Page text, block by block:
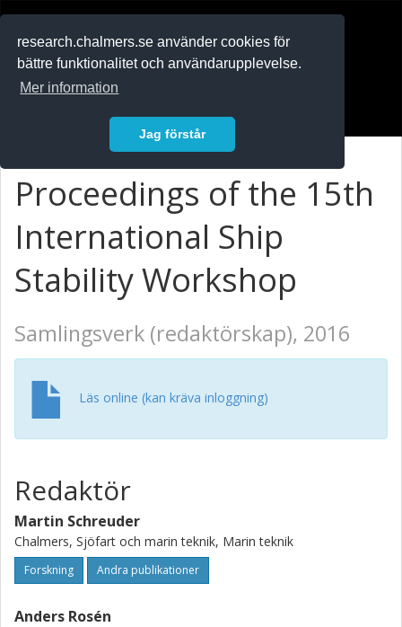
research.chalmers.se använder cookies för
bättre funktionalitet och användarupplevelse.
Mer information
Jag förstår
Proceedings of the 15th
International Ship
Stability Workshop
Samlingsverk (redaktörskap), 2016
Läs online (kan kräva inloggning)
Redaktör
Martin Schreuder
Chalmers, Sjöfart och marin teknik, Marin teknik
Forskning Andra publikationer
Anders Rosén